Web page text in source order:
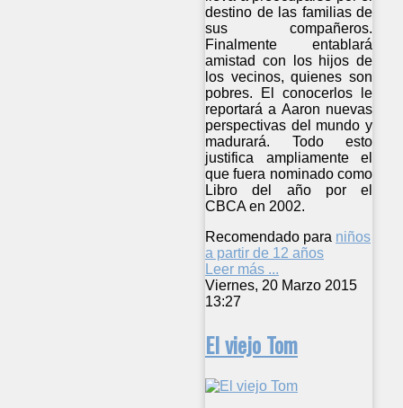
destino de las familias de
sus compañeros.
Finalmente entablará
amistad con los hijos de
los vecinos, quienes son
pobres. El conocerlos le
reportará a Aaron nuevas
perspectivas del mundo y
madurará. Todo esto
justifica ampliamente el
que fuera nominado como
Libro del año por el
CBCA en 2002.
Recomendado para niños
a partir de 12 años
Leer más ...
Viernes, 20 Marzo 2015
13:27
El viejo Tom